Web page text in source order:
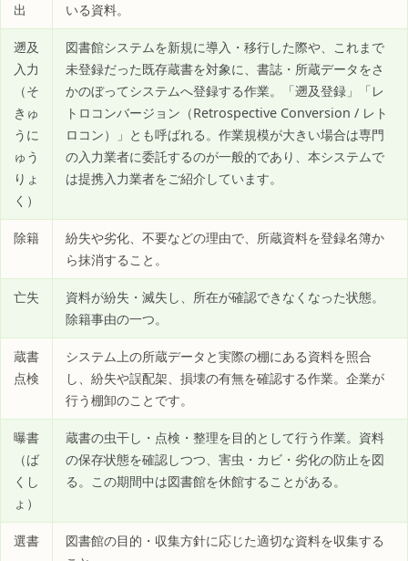
出
いる資料。
遡及
入力
（そ
きゅ
うに
ゅう
りょ
く）
図書館システムを新規に導入・移行した際や、これまで
未登録だった既存蔵書を対象に、書誌・所蔵データをさ
かのぼってシステムへ登録する作業。「遡及登録」「レ
トロコンバージョン（Retrospective Conversion / レト
ロコン）」とも呼ばれる。作業規模が大きい場合は専門
の入力業者に委託するのが一般的であり、本システムで
は提携入力業者をご紹介しています。
除籍
紛失や劣化、不要などの理由で、所蔵資料を登録名簿か
ら抹消すること。
亡失
資料が紛失・滅失し、所在が確認できなくなった状態。
除籍事由の一つ。
蔵書
点検
システム上の所蔵データと実際の棚にある資料を照合
し、紛失や誤配架、損壊の有無を確認する作業。企業が
行う棚卸のことです。
曝書
（ば
くし
ょ）
蔵書の虫干し・点検・整理を目的として行う作業。資料
の保存状態を確認しつつ、害虫・カビ・劣化の防止を図
る。この期間中は図書館を休館することがある。
選書
図書館の目的・収集方針に応じた適切な資料を収集する